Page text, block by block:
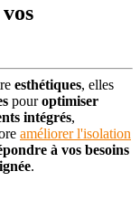
esthétiques, elles
pouroptimiser
intégrés,
améliorer l'isolation
à vos besoins
.